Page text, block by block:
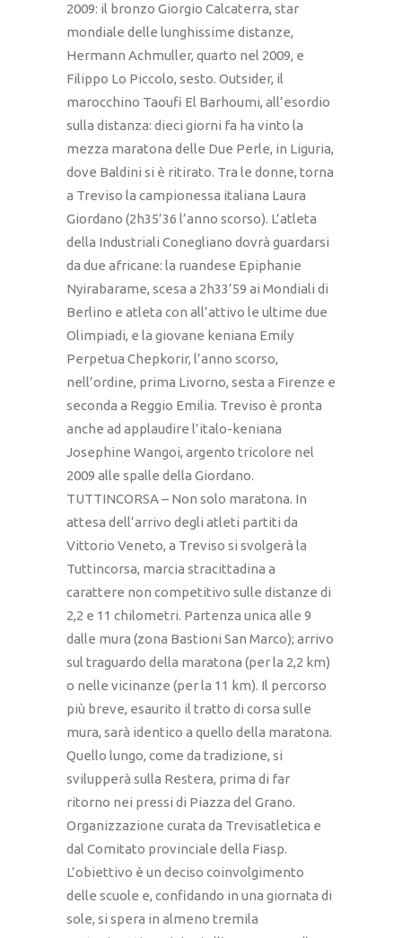
2009: il bronzo Giorgio Calcaterra, star
mondiale delle lunghissime distanze,
Hermann Achmuller, quarto nel 2009, e
Filippo Lo Piccolo, sesto. Outsider, il
marocchino Taoufi El Barhoumi, all’esordio
sulla distanza: dieci giorni fa ha vinto la
mezza maratona delle Due Perle, in Liguria,
dove Baldini si è ritirato. Tra le donne, torna
a Treviso la campionessa italiana Laura
Giordano (2h35’36 l’anno scorso). L’atleta
della Industriali Conegliano dovrà guardarsi
da due africane: la ruandese Epiphanie
Nyirabarame, scesa a 2h33’59 ai Mondiali di
Berlino e atleta con all’attivo le ultime due
Olimpiadi, e la giovane keniana Emily
Perpetua Chepkorir, l’anno scorso,
nell’ordine, prima Livorno, sesta a Firenze e
seconda a Reggio Emilia. Treviso è pronta
anche ad applaudire l’italo-keniana
Josephine Wangoi, argento tricolore nel
2009 alle spalle della Giordano.
TUTTINCORSA – Non solo maratona. In
attesa dell’arrivo degli atleti partiti da
Vittorio Veneto, a Treviso si svolgerà la
Tuttincorsa, marcia stracittadina a
carattere non competitivo sulle distanze di
2,2 e 11 chilometri. Partenza unica alle 9
dalle mura (zona Bastioni San Marco); arrivo
sul traguardo della maratona (per la 2,2 km)
o nelle vicinanze (per la 11 km). Il percorso
più breve, esaurito il tratto di corsa sulle
mura, sarà identico a quello della maratona.
Quello lungo, come da tradizione, si
svilupperà sulla Restera, prima di far
ritorno nei pressi di Piazza del Grano.
Organizzazione curata da Trevisatletica e
dal Comitato provinciale della Fiasp.
L’obiettivo è un deciso coinvolgimento
delle scuole e, confidando in una giornata di
sole, si spera in almeno tremila